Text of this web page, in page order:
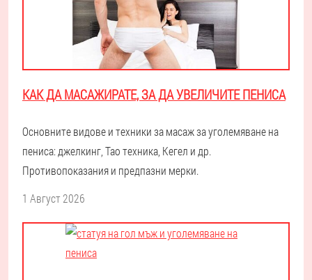
КАК ДА МАСАЖИРАТЕ, ЗА ДА УВЕЛИЧИТЕ ПЕНИСА
Основните видове и техники за масаж за уголемяване на
пениса: джелкинг, Тао техника, Кегел и др.
Противопоказания и предпазни мерки.
1 Август 2026